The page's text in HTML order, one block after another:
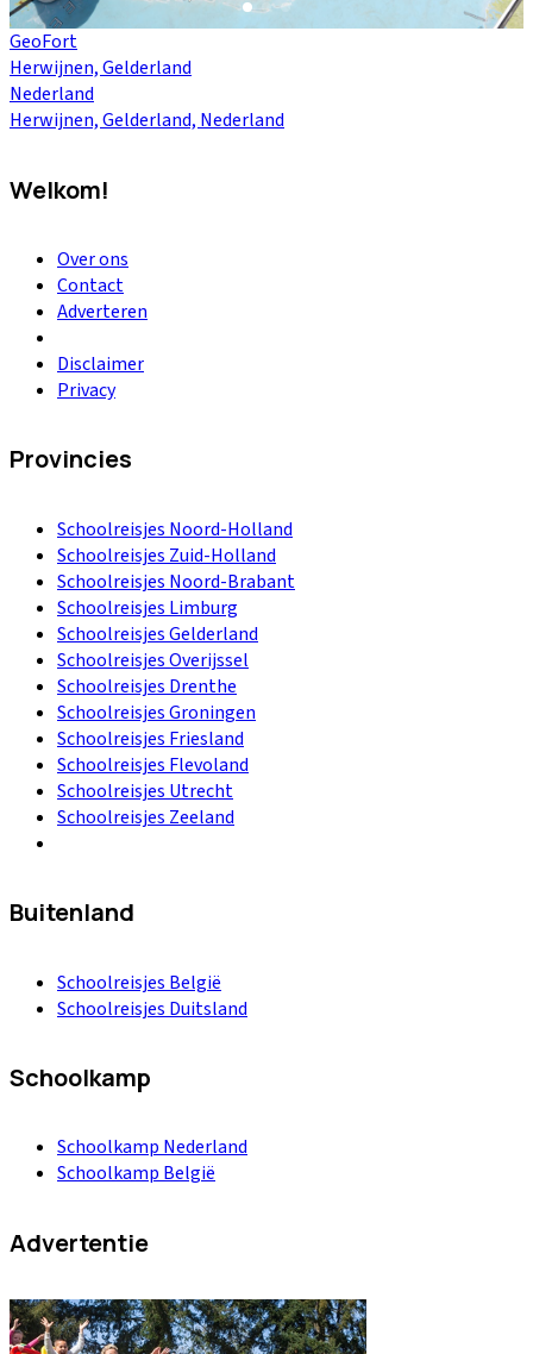
GeoFort
Herwijnen, Gelderland
Nederland
Herwijnen, Gelderland, Nederland
Welkom!
Over ons
Contact
Adverteren
Disclaimer
Privacy
Provincies
Schoolreisjes Noord-Holland
Schoolreisjes Zuid-Holland
Schoolreisjes Noord-Brabant
Schoolreisjes Limburg
Schoolreisjes Gelderland
Schoolreisjes Overijssel
Schoolreisjes Drenthe
Schoolreisjes Groningen
Schoolreisjes Friesland
Schoolreisjes Flevoland
Schoolreisjes Utrecht
Schoolreisjes Zeeland
Buitenland
Schoolreisjes België
Schoolreisjes Duitsland
Schoolkamp
Schoolkamp Nederland
Schoolkamp België
Advertentie